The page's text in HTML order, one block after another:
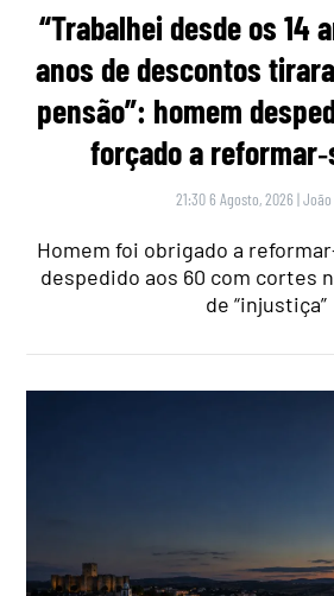
“Trabalhei desde os 14
anos de descontos
pensão”: homem
forçado a
21:30 6 Agosto, 2026 |
Homem foi obrigado a
despedido aos 60 com cortes
de “injustiça”